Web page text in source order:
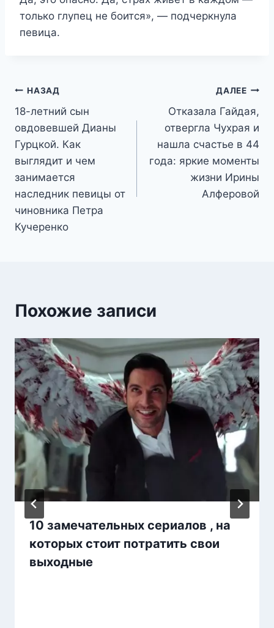
только глупец не боится», — подчеркнула
певица.
Навигация
по
записям
НАЗАД
18-летний сын
овдовевшей Дианы
Гурцкой. Как
выглядит и чем
занимается
наследник певицы от
чиновника Петра
Кучеренко
ДАЛЕЕ
Отказала Гайдая,
отвергла Чухрая и
нашла счастье в 44
года: яркие моменты
жизни Ирины
Алферовой
Похожие записи
10 замечательных сериалов , на
которых стоит потратить свои
выходные